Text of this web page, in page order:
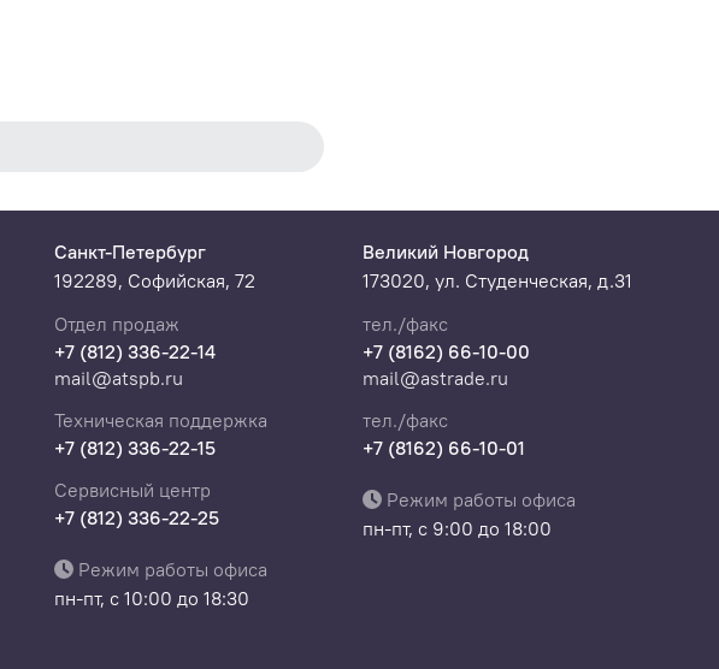
Санкт-Петербург
192289, Софийская, 72
Отдел продаж
+7 (812) 336-22-14
mail@atspb.ru
Техническая поддержка
+7 (812) 336-22-15
Сервисный центр
+7 (812) 336-22-25
Режим работы офиса
пн-пт, с 10:00 до 18:30
Великий Новгород
173020, ул. Студенческая, д.31
тел./факс
+7 (8162) 66-10-00
mail@astrade.ru
тел./факс
+7 (8162) 66-10-01
Режим работы офиса
пн-пт, с 9:00 до 18:00